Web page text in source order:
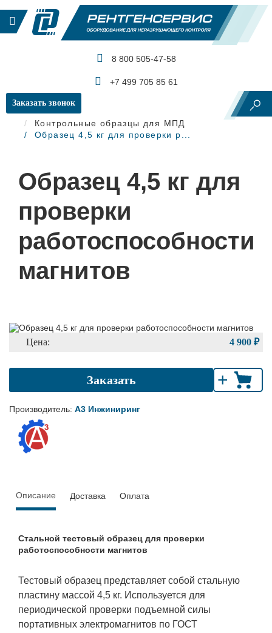
8 800 505-47-58
+7 499 705 85 61
Заказать звонок
Главная
Магнитопорошковый контроль
Контрольные образцы для МПД
Образец 4,5 кг для проверки р...
Образец 4,5 кг для
проверки
работоспособности
магнитов
4 900 ₽
Цена:
Заказать +
Производитель: А3 Инжиниринг
Описание Доставка Оплата
Стальной тестовый образец для проверки
работоспособности магнитов
Тестовый образец представляет собой стальную
пластину массой 4,5 кг. Используется для
периодической проверки подъемной силы
портативных электромагнитов по ГОСТ